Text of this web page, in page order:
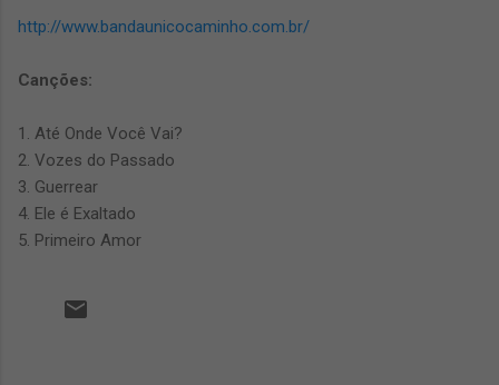
http://www.bandaunicocaminho.com.br/
Canções:
1. Até Onde Você Vai?
2. Vozes do Passado
3. Guerrear
4. Ele é Exaltado
5. Primeiro Amor